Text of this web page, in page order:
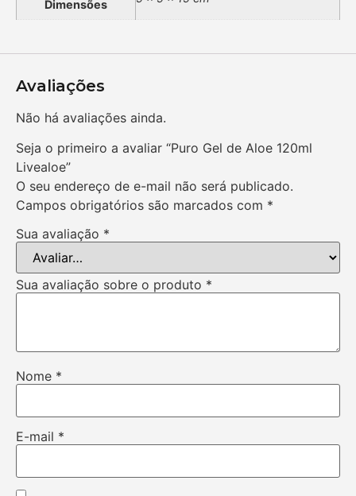
Dimensões
Avaliações
Não há avaliações ainda.
Seja o primeiro a avaliar “Puro Gel de Aloe 120ml
Livealoe”
O seu endereço de e-mail não será publicado.
Campos obrigatórios são marcados com *
Sua avaliação *
Sua avaliação sobre o produto *
Nome *
E-mail *